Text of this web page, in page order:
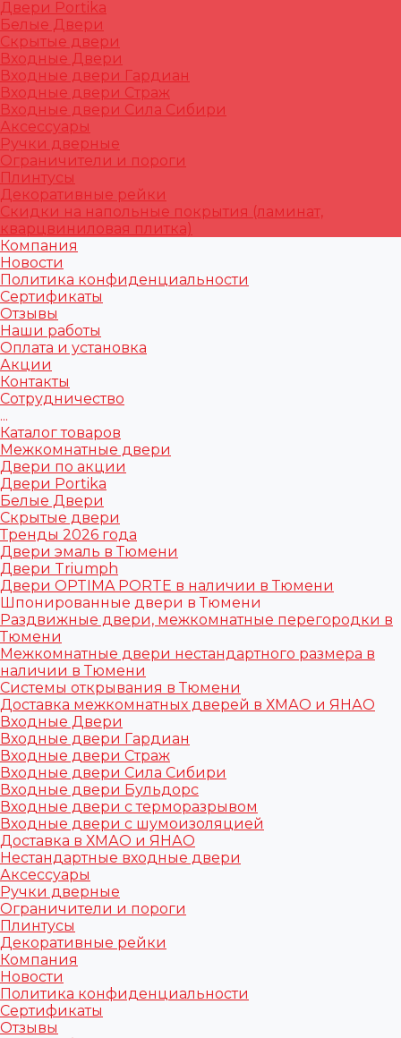
Двери Portika
Белые Двери
Скрытые двери
Входные Двери
Входные двери Гардиан
Входные двери Страж
Входные двери Сила Сибири
Аксессуары
Ручки дверные
Ограничители и пороги
Плинтусы
Декоративные рейки
Скидки на напольные покрытия (ламинат,
кварцвиниловая плитка)
Компания
Новости
Политика конфиденциальности
Сертификаты
Отзывы
Наши работы
Оплата и установка
Акции
Контакты
Сотрудничество
...
Каталог товаров
Межкомнатные двери
Двери по акции
Двери Portika
Белые Двери
Скрытые двери
Тренды 2026 года
Двери эмаль в Тюмени
Двери Triumph
Двери OPTIMA PORTE в наличии в Тюмени
Шпонированные двери в Тюмени
Раздвижные двери, межкомнатные перегородки в
Тюмени
Межкомнатные двери нестандартного размера в
наличии в Тюмени
Системы открывания в Тюмени
Доставка межкомнатных дверей в ХМАО и ЯНАО
Входные Двери
Входные двери Гардиан
Входные двери Страж
Входные двери Сила Сибири
Входные двери Бульдорс
Входные двери с терморазрывом
Входные двери с шумоизоляцией
Доставка в ХМАО и ЯНАО
Нестандартные входные двери
Аксессуары
Ручки дверные
Ограничители и пороги
Плинтусы
Декоративные рейки
Компания
Новости
Политика конфиденциальности
Сертификаты
Отзывы